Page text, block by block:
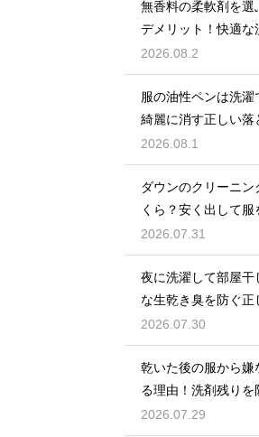
無香料の柔軟剤を選
デメリット！快適な
2026.08.2
服の油性ペンは洗濯
綺麗に消す正しい落
2026.08.1
ダウンのクリーニ
くら？安く出して服
2026.07.31
夜に洗濯して部屋干
な生乾き臭を防ぐ正
2026.07.30
乾いた後の服から嫌
る理由！洗剤残りを
2026.07.29